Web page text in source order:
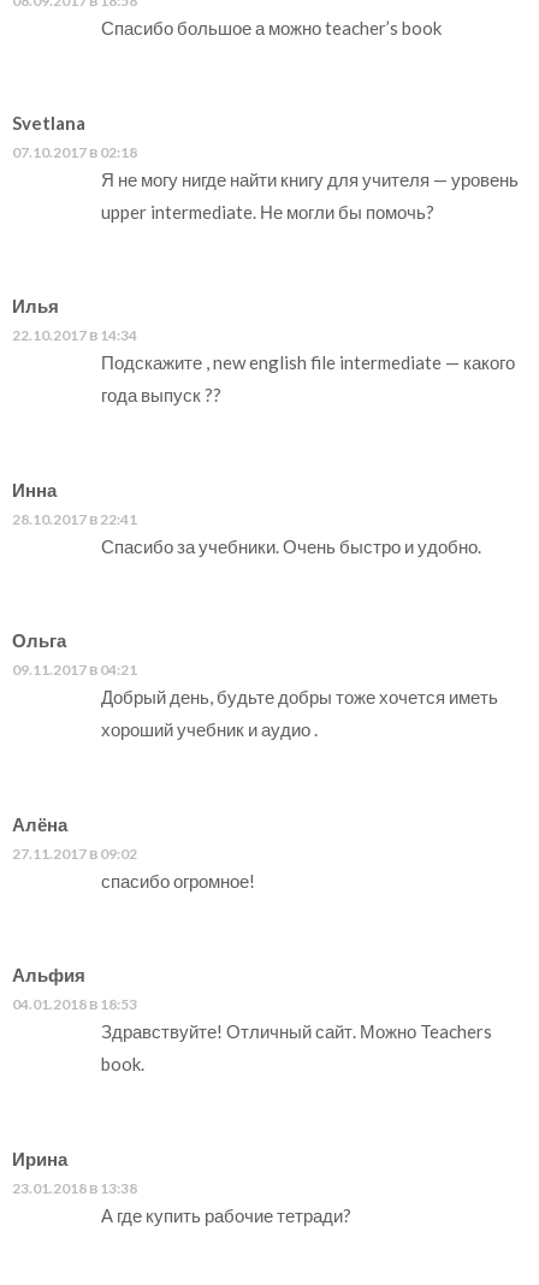
Спасибо большое а можно teacher’s book
Svetlana
07.10.2017 в 02:18
Я не могу нигде найти книгу для учителя — уровень
upper intermediate. Не могли бы помочь?
Илья
22.10.2017 в 14:34
Подскажите , new english file intermediate — какого
года выпуск ??
Инна
28.10.2017 в 22:41
Спасибо за учебники. Очень быстро и удобно.
Ольга
09.11.2017 в 04:21
Добрый день, будьте добры тоже хочется иметь
хороший учебник и аудио .
Алёна
27.11.2017 в 09:02
спасибо огромное!
Альфия
04.01.2018 в 18:53
Здравствуйте! Отличный сайт. Можно Teachers
book.
Ирина
23.01.2018 в 13:38
А где купить рабочие тетради?